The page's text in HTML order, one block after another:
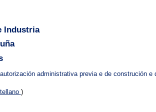
Industria
administrativa previa e de construción
)